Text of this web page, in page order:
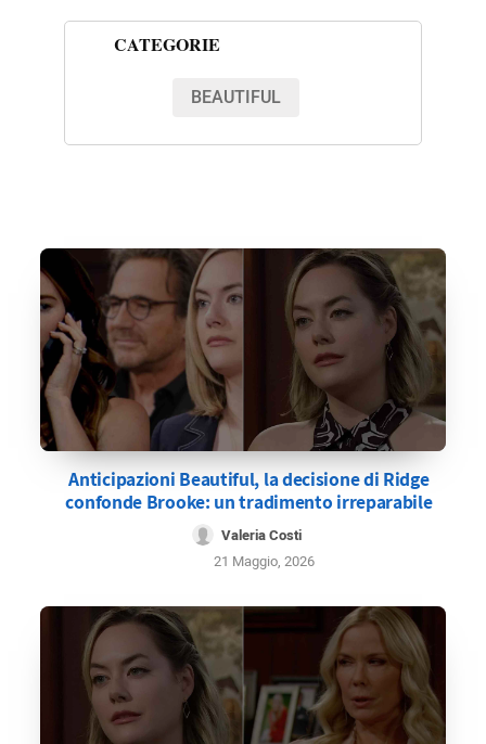
CATEGORIE
BEAUTIFUL
Anticipazioni Beautiful, la decisione di Ridge
confonde Brooke: un tradimento irreparabile
Valeria Costi
21 Maggio, 2026